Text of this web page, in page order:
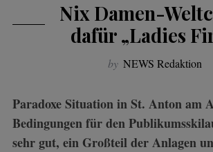
Nix Damen-
dafür „Ladies
by NEWS Redaktion
Paradoxe Situation in St. Anton am Arlberg: Die
Bedingungen für den
sehr gut, ein Großteil der Anlagen